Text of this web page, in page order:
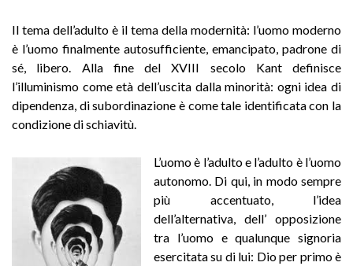
Il tema dell’adulto è il tema della modernità: l’uomo moderno
è l’uomo finalmente autosufficiente, emancipato, padrone di
sé, libero. Alla fine del XVIII secolo Kant definisce
l’illuminismo come età dell’uscita dalla minorità: ogni idea di
dipendenza, di subordinazione è come tale identificata con la
condizione di schiavitù.
L’uomo è l’adulto e l’adulto è l’uomo
autonomo. Di qui, in modo sempre
più accentuato, l’idea
dell’alternativa, dell’ opposizione
tra l’uomo e qualunque signoria
esercitata su di lui: Dio per primo è